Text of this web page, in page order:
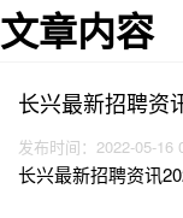
文章内容
长兴最新招聘资
发布时间：2022-05-16
长兴最新招聘资讯